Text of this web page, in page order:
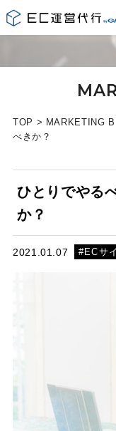
TOP > MARKETING
べきか？
ひとりでやる
か？
2021.01.07 #ECサ